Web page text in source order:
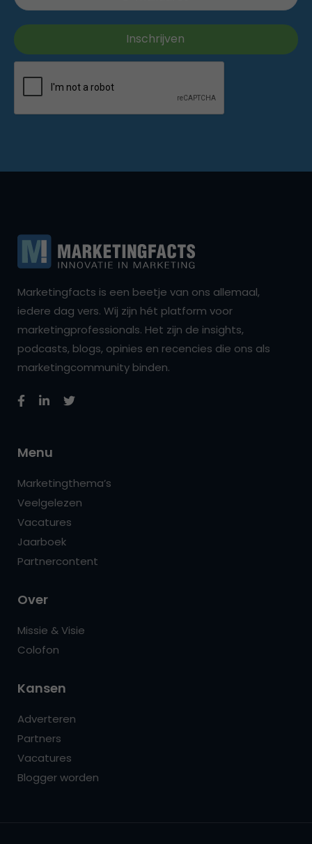
Marketingfacts is een beetje van ons allemaal,
iedere dag vers. Wij zijn hét platform voor
marketingprofessionals. Het zijn de insights,
podcasts, blogs, opinies en recencies die ons als
marketingcommunity binden.
Menu
Marketingthema’s
Veelgelezen
Vacatures
Jaarboek
Partnercontent
Over
Missie & Visie
Colofon
Kansen
Adverteren
Partners
Vacatures
Blogger worden